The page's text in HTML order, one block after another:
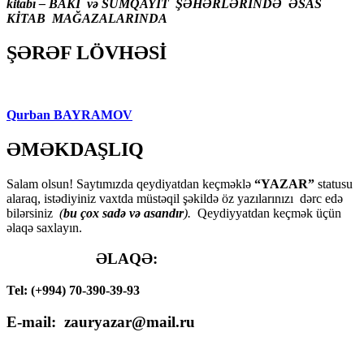
kitabı – BAKI və SUMQAYIT ŞƏHƏRLƏRİNDƏ ƏSAS
KİTAB MAĞAZALARINDA
ŞƏRƏF LÖVHƏSİ
Qurban BAYRAMOV
ƏMƏKDAŞLIQ
Salam olsun! Saytımızda qeydiyatdan keçməklə “YAZAR” statusu
alaraq, istədiyiniz vaxtda müstəqil şəkildə öz yazılarınızı dərc edə
bilərsiniz (bu çox sadə və asandır). Qeydiyyatdan keçmək üçün
əlaqə saxlayın.
ƏLAQƏ:
Tel: (+994) 70-390-39-93
E-mail: zauryazar@mail.ru